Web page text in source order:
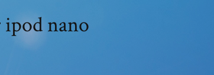
ipod nano